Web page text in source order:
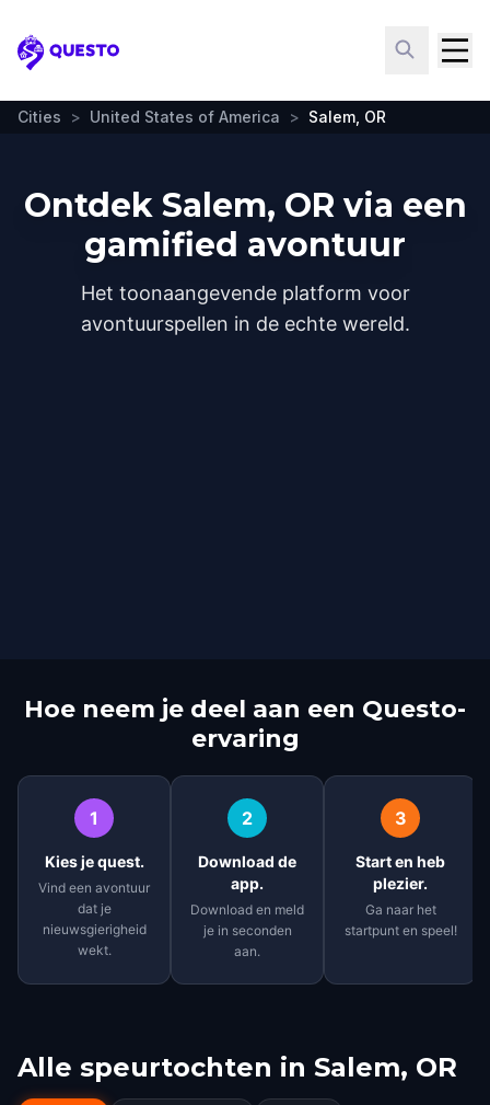
Questo
Cities > United States of America > Salem, OR
Ontdek Salem, OR via een
gamified avontuur
Het toonaangevende platform voor
avontuurspellen in de echte wereld.
Hoe neem je deel aan een Questo-
ervaring
1
Kies je quest.
Vind een avontuur
dat je
nieuwsgierigheid
wekt.
2
Download de
app.
Download en meld
je in seconden
aan.
3
Start en heb
plezier.
Ga naar het
startpunt en speel!
Alle speurtochten in Salem, OR